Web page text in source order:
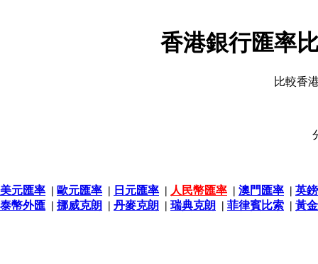
香港銀行匯率
比較香
美元匯率 | 歐元匯率 | 日元匯率 | 人民幣匯率 | 澳門匯率 | 英
泰幣外匯 | 挪威克朗 | 丹麥克朗 | 瑞典克朗 | 菲律賓比索 | 黃